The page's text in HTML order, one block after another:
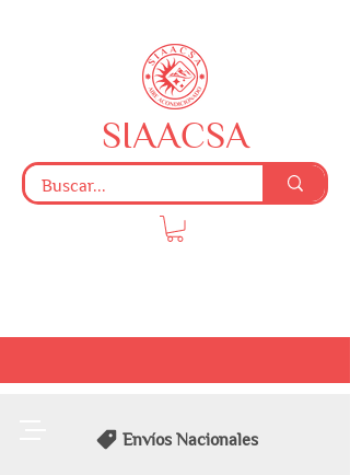
Envíos Nacionales
SIAACSA